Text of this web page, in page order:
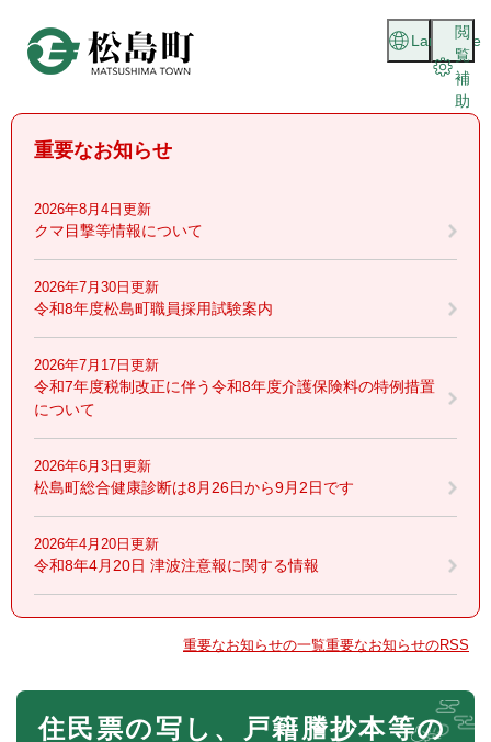
頭
閲
覧
補
助
Language
重要なお知らせ
2026年8月4日更新
クマ目撃等情報について
2026年7月30日更新
令和8年度松島町職員採用試験案内
2026年7月17日更新
令和7年度税制改正に伴う令和8年度介護保険料の特例措置
について
2026年6月3日更新
松島町総合健康診断は8月26日から9月2日です
2026年4月20日更新
令和8年4月20日 津波注意報に関する情報
重要なお知らせの一覧重要なお知らせのRSS
本
住民票の写し、戸籍謄抄本等の